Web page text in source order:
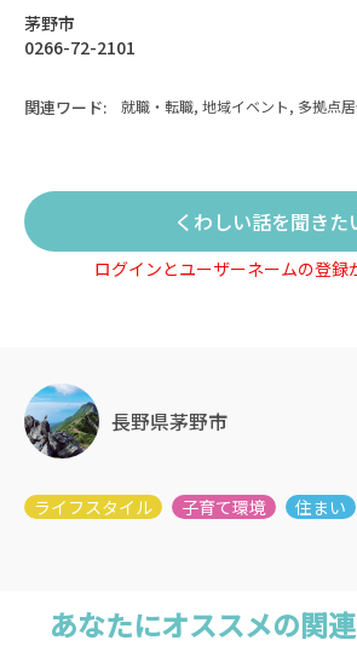
茅野市
0266-72-2101
関連ワード: 就職・転職, 地域イベント, 多拠点
くわしい話を聞きた
ログインとユーザーネームの登録
長野県茅野市
あなたにオススメの関